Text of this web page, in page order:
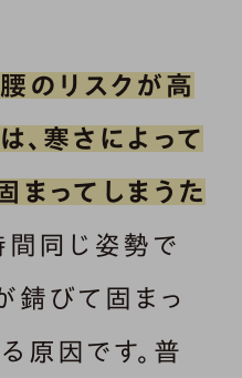
のリスクが高
、寒さによって
まってしまうた
間同じ姿勢で
錆びて固まっ
原因です。普